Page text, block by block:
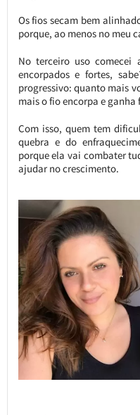
Os fios secam bem
porque, ao menos no meu
No terceiro uso
encorpados e fortes,
progressivo: quanto mais
mais o fio encorpa e ganha
Com isso, quem tem
quebra e do
porque ela vai combater
ajudar no crescimento.